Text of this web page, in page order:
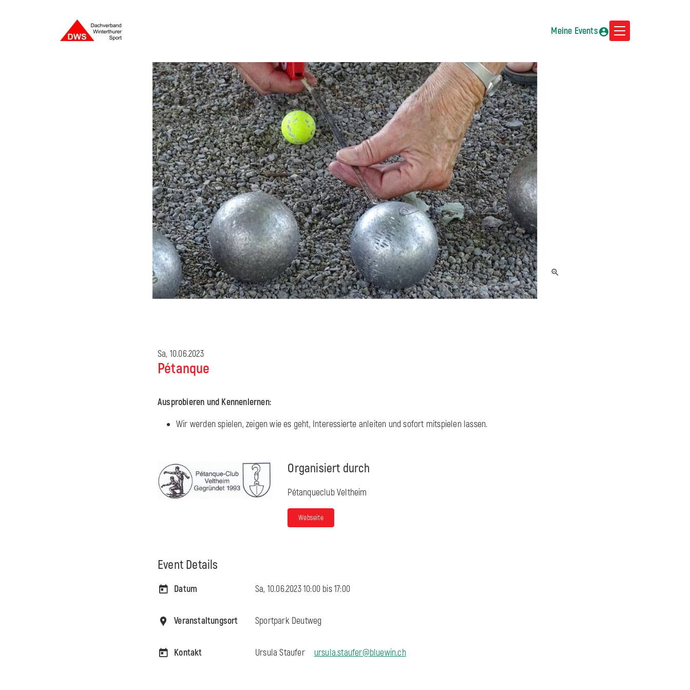
Meine Events
Sa, 10.06.2023
Pétanque
Ausprobieren und Kennenlernen:
Wir werden spielen, zeigen wie es geht, Interessierte anleiten und sofort mitspielen lassen.
Organisiert durch
Pétanqueclub Veltheim
Webseite
Event Details
Datum Sa, 10.06.2023 10:00 bis17:00
Veranstaltungsort Sportpark Deutweg
Kontakt Ursula Staufer ursula.staufer@bluewin.ch